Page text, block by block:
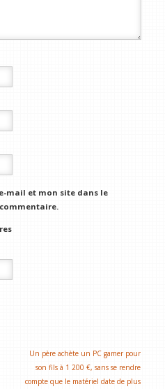
mail et mon site dans le
Un père achète un PC gamer pour
son fils à 1 200 €, sans se rendre
compte que le matériel date de plus